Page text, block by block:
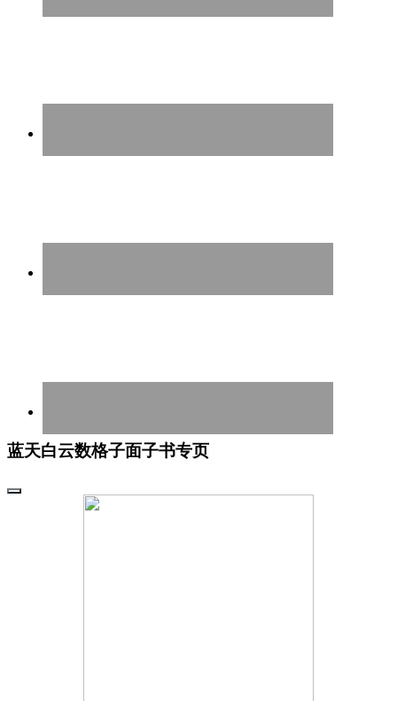
蓝天白云数格子面子书专页